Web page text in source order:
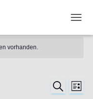
vorhanden.
SUCHE
LIST